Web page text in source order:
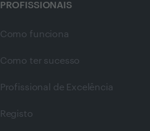
PROFISSIONAIS
Como funciona
Como ter sucesso
Profissional de Excelência
Registo